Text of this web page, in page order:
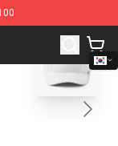
RM
blank template